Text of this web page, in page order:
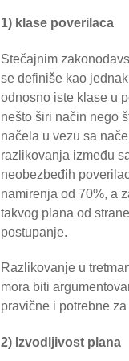
1) klase poverilaca
Stečajnim
se definiše kao
odnosno iste klase u
nešto širi način nego
načela u vezu sa
razlikovanja između
neobezbeđih
namirenja od 70%, a
takvog plana od
postupanje.
Razlikovanje u
mora biti
pravične i potrebne
2) Izvodljivost plana